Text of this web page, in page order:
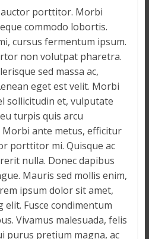
auctor porttitor. Morbi
commodo lobortis.
cursus fermentum ipsum.
non volutpat pharetra.
sed massa ac,
eget est velit. Morbi
sollicitudin et, vulputate
turpis quis arcu
ante metus, efficitur
porttitor mi. Quisque ac
nulla. Donec dapibus
Mauris sed mollis enim,
ipsum dolor sit amet,
Fusce condimentum
Vivamus malesuada, felis
purus pretium magna, ac